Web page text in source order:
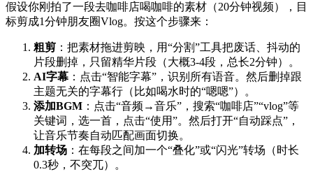
假设你刚拍了一段去咖啡店喝咖啡的素材（20分钟视频），目
标剪成1分钟朋友圈Vlog。按这个步骤来：
粗剪 ：把素材拖进剪映，用“分割”工具把废话、抖动的
片段删掉，只留精华片段（大概3-4段，总长2分钟）。
AI字幕 ：点击“智能字幕”，识别所有语音。然后删掉跟
主题无关的字幕行（比如喝水时的“嗯嗯”）。
添加BGM ：点击“音频→音乐”，搜索“咖啡店”“vlog”等
关键词，选一首，点击“使用”。然后打开“自动踩点”，
让音乐节奏自动匹配画面切换。
加转场 ：在每段之间加一个“叠化”或“闪光”转场（时长
0.3秒，不突兀）。